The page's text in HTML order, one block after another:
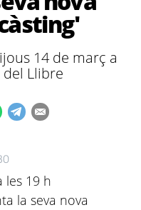
14 de març a
del Llibre
les 19 h
la seva nova